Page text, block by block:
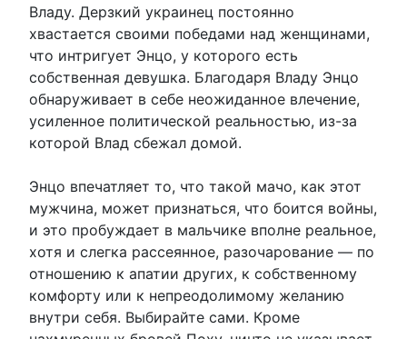
Владу. Дерзкий украинец постоянно
хвастается своими победами над женщинами,
что интригует Энцо, у которого есть
собственная девушка. Благодаря Владу Энцо
обнаруживает в себе неожиданное влечение,
усиленное политической реальностью, из-за
которой Влад сбежал домой.
Энцо впечатляет то, что такой мачо, как этот
мужчина, может признаться, что боится войны,
и это пробуждает в мальчике вполне реальное,
хотя и слегка рассеянное, разочарование — по
отношению к апатии других, к собственному
комфорту или к непреодолимому желанию
внутри себя. Выбирайте сами. Кроме